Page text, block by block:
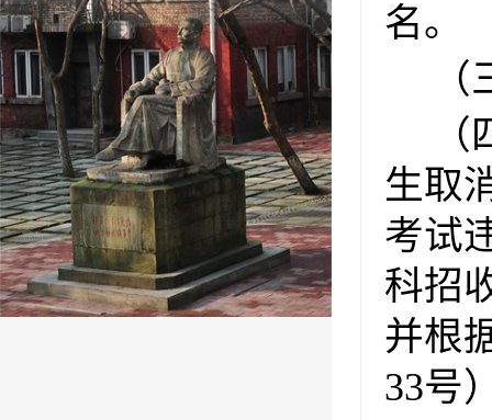
名。
生取
考试
科招
并根
33号